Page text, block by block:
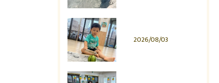
2026/08/03